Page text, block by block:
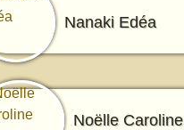
Nanaki Edéa
Noëlle Caroline